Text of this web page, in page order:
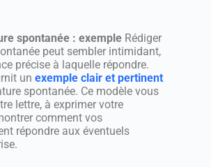
spontanée : exemple Rédiger
peut sembler intimidant,
précise à laquelle répondre.
un exemple clair et pertinent
spontanée. Ce modèle vous
lettre, à exprimer votre
comment vos
répondre aux éventuels